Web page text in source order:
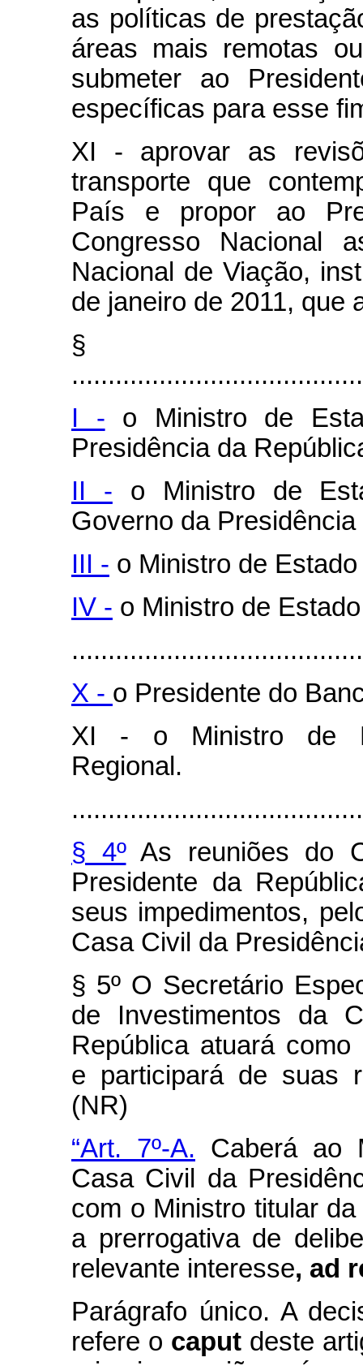
as políticas de
áreas mais remotas
submeter ao
específicas para esse
XI - aprovar as
transporte que
País e propor ao
Congresso Nacional
Nacional de Viação,
de janeiro de 2011, que
§
I - o Ministro de
Presidência da
II - o Ministro de
Governo da
III - o Ministro de
IV - o Ministro de
X - o Presidente do
XI - o Ministro de
Regional.
§ 4ºAs reuniões do
Presidente da
seus impedimentos,
Casa Civil da
§ 5º O Secretário
de Investimentos da
República atuará
e participará de suas
(NR)
“Art. 7º-A. Caberá ao
Casa Civil da
com o Ministro titular
a prerrogativa de
relevante interesse, ad
Parágrafo único. A
refere o caput deste